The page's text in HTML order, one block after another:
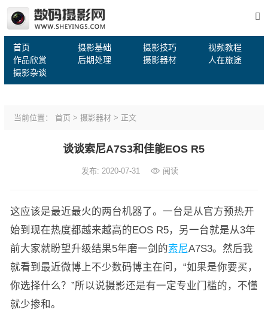
首页 摄影基础 摄影技巧
视频教程
作品欣赏
后期处理 摄影器材
人在旅途
摄影杂谈
当前位置： 首页 > 摄影器材> 正文
谈谈索尼A7S3和佳能EOS R5
发布: 2020-07-31 阅读
这应该是最近最火的两台机器了。一台是从官方预热开
始到现在热度都越来越高的EOS R5，另一台就是从3年
前大家就盼望升级结果5年磨一剑的索尼A7S3。然后我
就看到最近微博上不少数码博主在问，“如果是你要买，
你选择什么？”所以说摄影还是有一定专业门槛的，不懂
就少掺和。